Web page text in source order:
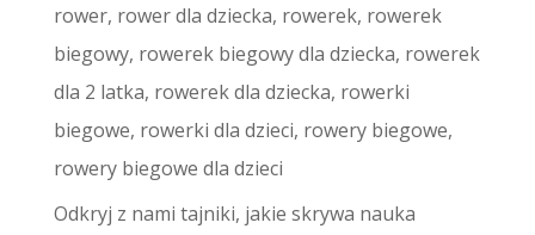
rower, rower dla dziecka, rowerek, rowerek
biegowy, rowerek biegowy dla dziecka, rowerek
dla 2 latka, rowerek dla dziecka, rowerki
biegowe, rowerki dla dzieci, rowery biegowe,
rowery biegowe dla dzieci
Odkryj z nami tajniki, jakie skrywa nauka